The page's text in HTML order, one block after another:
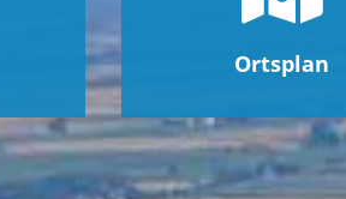
Ortsplan